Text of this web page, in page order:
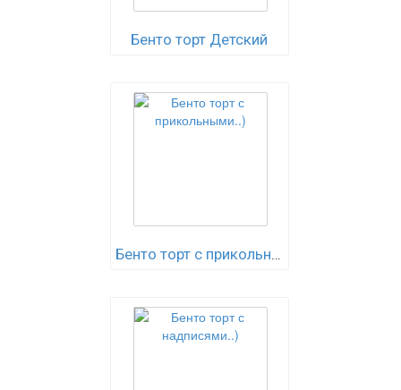
Бенто торт Детский
Бенто торт с прикольными..)